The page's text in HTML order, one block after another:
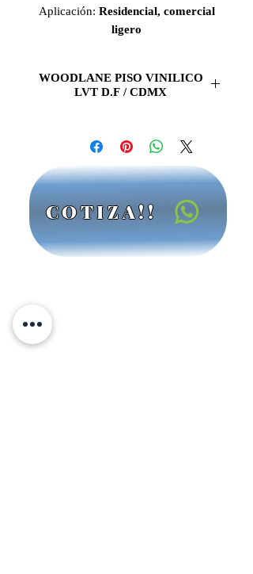
Aplicación: Residencial, comercial
ligero
WOODLANE PISO VINILICO
LVT D.F / CDMX
VINILICO LVT (Luxury Vinyl Tile)
PISO VINILICO WOODLANE
linea delujo LVT,es tu mejor opcion
sus tonos frescos y elegantes con la
es la mejor
opcion enPisos Vinilicos en la
CDMX / D.F
COTIZA!!